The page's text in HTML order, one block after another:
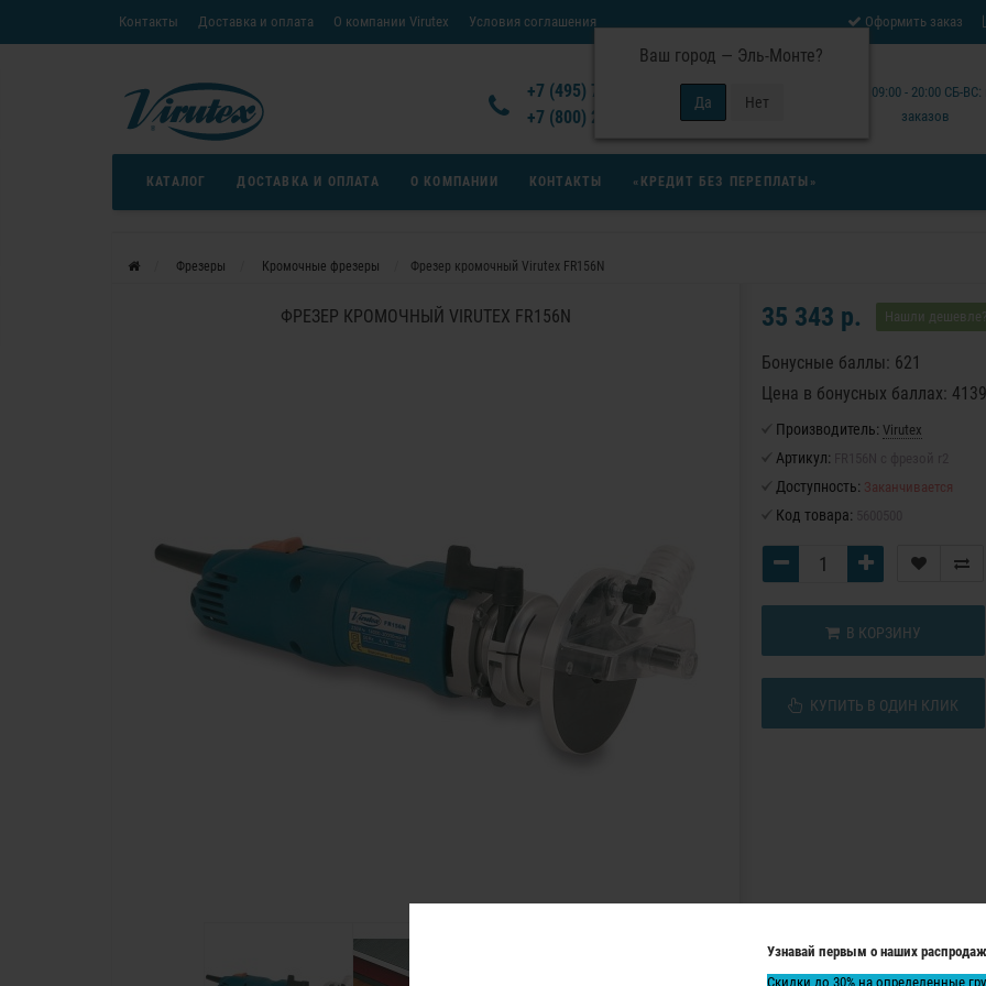
Узнавай первым о наших
Скидки до 30% на определенные
Условия соглашения
О компании Virutex
Доставка и оплата
Контакты
Условия возврата товара
Ваш город — Эль-Монте?
Оформить заказ
+7 (495) 777-14-94
+7 (800) 200-15-94
Будни: 09:00 - 20:00 СБ-
заказов
КАТАЛОГ ДОСТАВКА И ОПЛАТА О КОМПАНИИ КОНТАКТЫ «КРЕДИТ БЕЗ ПЕРЕПЛАТЫ»
Фрезеры Кромочные фрезеры Фрезер кромочный Virutex FR156N
ФРЕЗЕР КРОМОЧНЫЙ VIRUTEX FR156N 35 343 р. Нашли дешевле?
Бонусные баллы: 621
Цена в бонусных баллах:
Производитель: Virutex
Артикул:
Доступность: Заканчивается
Код товара:
В КОРЗИНУ
КУПИТЬ В ОДИН КЛИК